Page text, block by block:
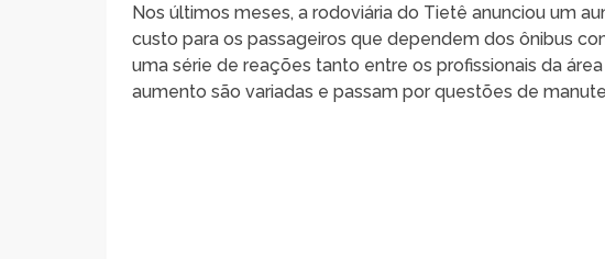
Nos últimos meses, a rodoviária do Tietê anunciou um
custo para os passageiros que dependem dos ônibus
uma série de reações tanto entre os profissionais da
aumento são variadas e passam por questões de